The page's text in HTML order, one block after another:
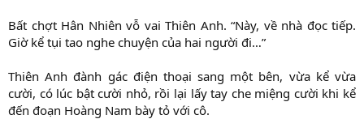
Bất chợt Hân Nhiên vỗ vai Thiên Anh. “Này, về nhà đọc tiếp.
Giờ kể tụi tao nghe chuyện của hai người đi…”
Thiên Anh đành gác điện thoại sang một bên, vừa kể vừa
cười, có lúc bật cười nhỏ, rồi lại lấy tay che miệng cười khi kể
đến đoạn Hoàng Nam bày tỏ với cô.